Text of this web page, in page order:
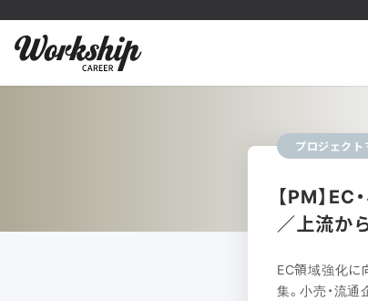
プロジェクト
【PM】
／上流か
EC領域強化に
集。小売・流